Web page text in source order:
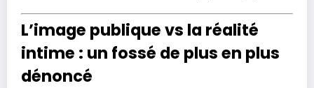
L’image publique vs la réalité
intime : un fossé de plus en plus
dénoncé